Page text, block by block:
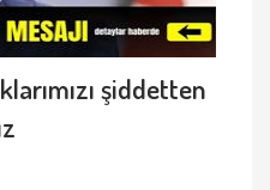
şiddetten